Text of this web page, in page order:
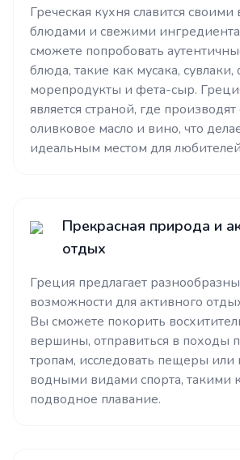
Греческая кухня славится
блюдами и свежими
сможете попробовать
блюда, такие как мусака,
морепродукты и фета-сыр.
является страной, где
оливковое масло и вино, что
идеальным местом для
Прекрасная природа и
отдых
Греция предлагает
возможности для активного
Вы сможете покорить
вершины, отправиться в походы
тропам, исследовать пещеры или
водными видами спорта, такими
подводное плавание.